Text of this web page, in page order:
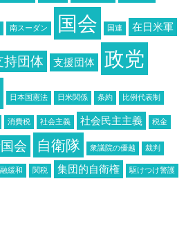
南スーダン 国会 国連 在日米軍
持団体 支援団体 政党
日本国憲法 日米関係 条約 比例代表制
消費税 社会主義 社会民主主義 税金
会 自衛隊 衆議院の優越 裁判
緩和 関税 集団的自衛権 駆けつけ警護